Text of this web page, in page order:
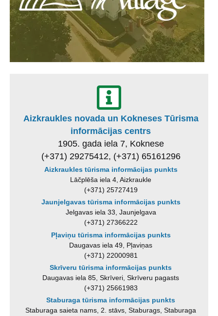
Aizkraukles novada un Kokneses Tūrisma
informācijas centrs
1905. gada iela 7, Koknese
(+371) 29275412, (+371) 65161296
Aizkraukles tūrisma informācijas punkts
Lāčplēša iela 4, Aizkraukle
(+371) 25727419
Jaunjelgavas tūrisma informācijas punkts
Jelgavas iela 33, Jaunjelgava
(+371) 27366222
Pļaviņu tūrisma informācijas punkts
Daugavas iela 49, Pļaviņas
(+371) 22000981
Skrīveru tūrisma informācijas punkts
Daugavas iela 85, Skrīveri, Skrīveru pagasts
(+371) 25661983
Staburaga tūrisma informācijas punkts
Staburaga saieta nams, 2. stāvs, Staburags, Staburaga